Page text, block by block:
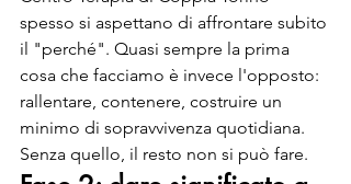
spesso si aspettano di affrontare subito
il "perché". Quasi sempre la prima
cosa che facciamo è invece l'opposto:
rallentare, contenere, costruire un
minimo di sopravvivenza quotidiana.
Senza quello, il resto non si può fare.